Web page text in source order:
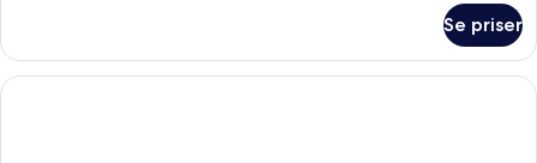
Se priser